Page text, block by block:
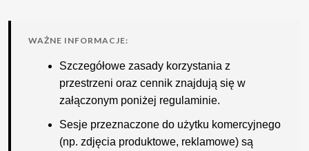
WAŻNE INFORMACJE:
Szczegółowe zasady korzystania z
przestrzeni oraz cennik znajdują się w
załączonym poniżej regulaminie.
Sesje przeznaczone do użytku komercyjnego
(np. zdjęcia produktowe, reklamowe) są